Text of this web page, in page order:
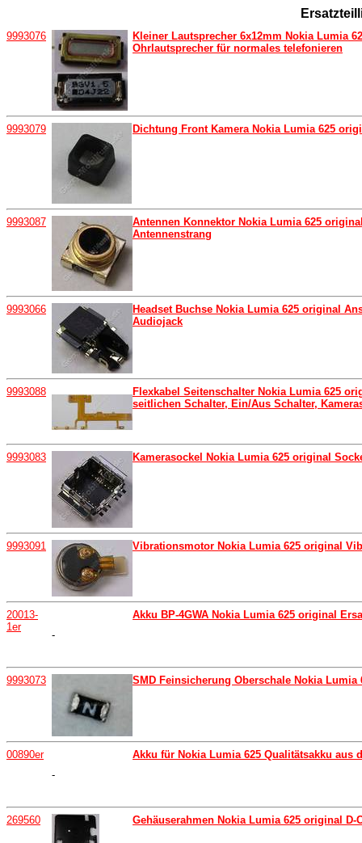
9993076
Kleiner Lautsprecher 6x12mm Nokia Lumia
Ohrlautsprecher für normales telefonieren
9993079 Dichtung Front Kamera Nokia Lumia 625
9993087
Antennen Konnektor Nokia Lumia 625
Antennenstrang
9993066
Headset Buchse Nokia Lumia 625 original
Audiojack
9993088
Flexkabel Seitenschalter Nokia Lumia 625
seitlichen Schalter, Ein/Aus Schalter,
9993083 Kamerasockel Nokia Lumia 625 original
9993091 Vibrationsmotor Nokia Lumia 625 original
20013-
1er
-
Akku BP-4GWA Nokia Lumia 625 original
9993073 SMD Feinsicherung Oberschale Nokia
00890er
-
Akku für Nokia Lumia 625 Qualitätsakku aus
269560 Gehäuserahmen Nokia Lumia 625 original